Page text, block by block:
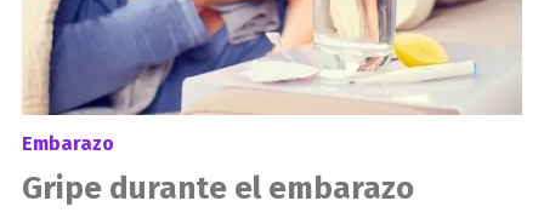
Embarazo
Gripe durante el embarazo